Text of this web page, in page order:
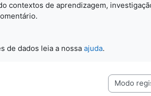
contextos de aprendizagem,
de dados leia a nossa ajuda.
Navegação terciária do modo de